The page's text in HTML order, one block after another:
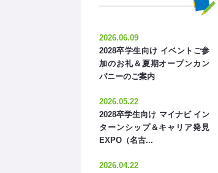
2026.06.09
2028卒学生向け イベントご参
加のお礼＆夏期オープンカン
パニーのご案内
2026.05.22
2028卒学生向け マイナビ イン
ターンシップ＆キャリア発見
EXPO（名古...
2026.04.22